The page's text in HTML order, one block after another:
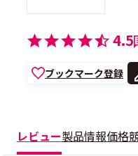
4.5
ブックマーク登録
レビュー製品情報価格